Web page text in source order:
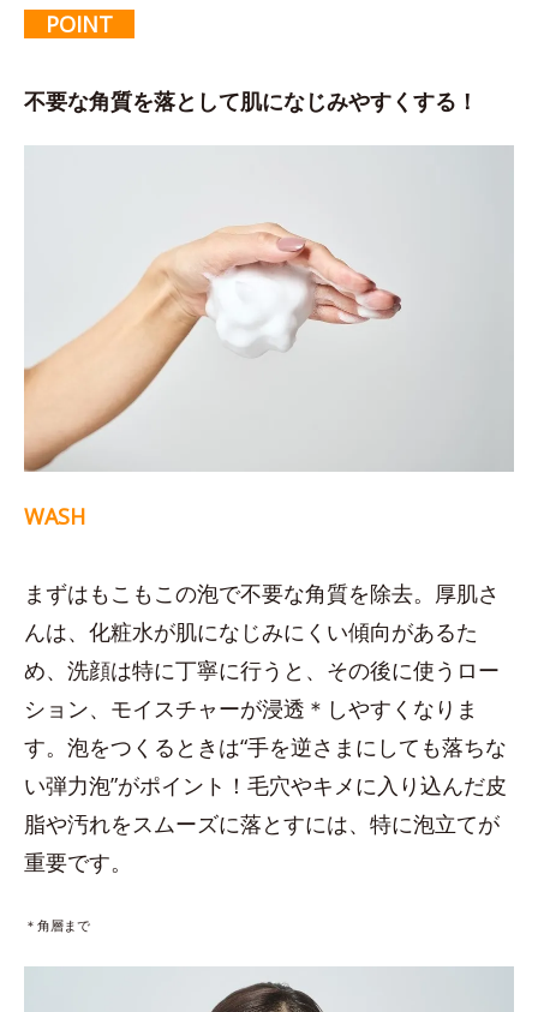
POINT
不要な角質を落として肌になじみやすくする！
WASH
まずはもこもこの泡で不要な角質を除去。厚肌さ
んは、化粧水が肌になじみにくい傾向があるた
め、洗顔は特に丁寧に行うと、その後に使うロー
ション、モイスチャーが浸透＊しやすくなりま
す。泡をつくるときは“手を逆さまにしても落ちな
い弾力泡”がポイント！毛穴やキメに入り込んだ皮
脂や汚れをスムーズに落とすには、特に泡立てが
重要です。
＊角層まで